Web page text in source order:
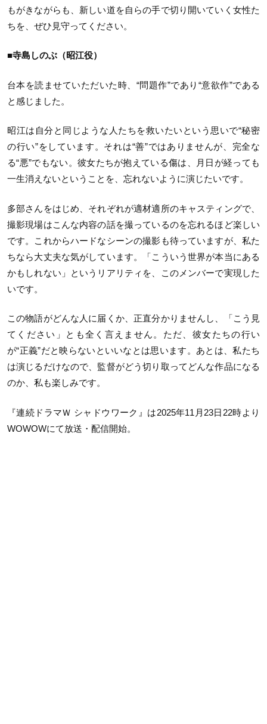
もがきながらも、新しい道を自らの手で切り開いていく女性た
ちを、ぜひ見守ってください。
■寺島しのぶ（昭江役）
台本を読ませていただいた時、“問題作”であり“意欲作”である
と感じました。
昭江は自分と同じような人たちを救いたいという思いで“秘密
の行い”をしています。それは“善”ではありませんが、完全な
る“悪”でもない。彼女たちが抱えている傷は、月日が経っても
一生消えないということを、忘れないように演じたいです。
多部さんをはじめ、それぞれが適材適所のキャスティングで、
撮影現場はこんな内容の話を撮っているのを忘れるほど楽しい
です。これからハードなシーンの撮影も待っていますが、私た
ちなら大丈夫な気がしています。「こういう世界が本当にある
かもしれない」というリアリティを、このメンバーで実現した
いです。
この物語がどんな人に届くか、正直分かりませんし、「こう見
てください」とも全く言えません。ただ、彼女たちの行い
が“正義”だと映らないといいなとは思います。あとは、私たち
は演じるだけなので、監督がどう切り取ってどんな作品になる
のか、私も楽しみです。
『連続ドラマＷ シャドウワーク』は2025年11月23日22時より
WOWOWにて放送・配信開始。